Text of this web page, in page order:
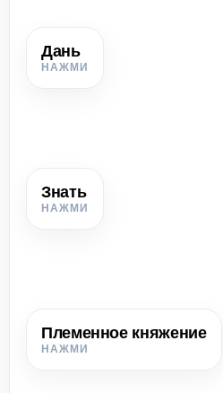
Дань
Натуральный налог, который
Знать
Богатые и влиятельные
Племенное княжение
Объединение племён с князем,